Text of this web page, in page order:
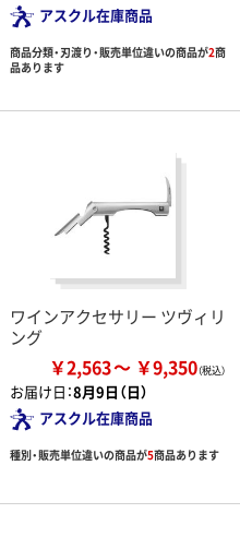
アスクル在庫商品
商品分類・刃渡り・販売単位違いの商品が2商
品あります
ワインアクセサリー ツヴィリ
ング
￥2,563 ￥9,350
お届け日：8月9日（日）
アスクル在庫商品
種別・販売単位違いの商品が5商品あります